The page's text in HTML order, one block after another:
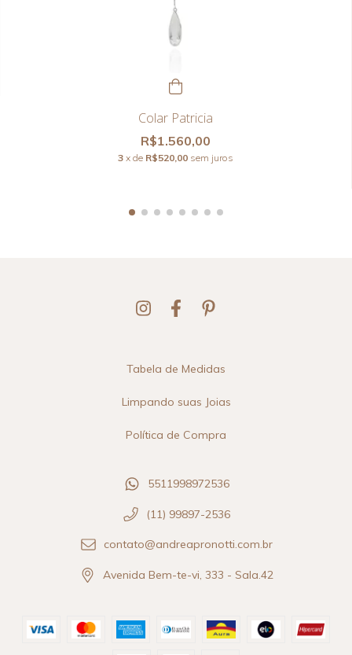
Colar Patricia
R$1.560,00
3 x de R$520,00 sem juros
Tabela de Medidas
Limpando suas Joias
Política de Compra
5511998972536
(11) 99897-2536
contato@andreapronotti.com.br
Avenida Bem-te-vi, 333 - Sala.42